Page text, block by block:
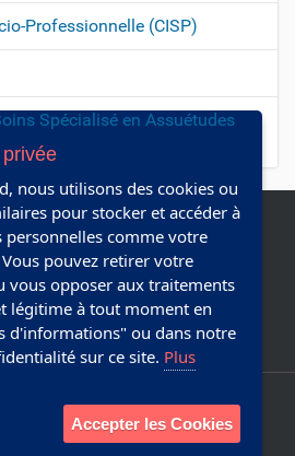
Professionnelle (CISP)
Spécialisé en Assuétudes
de Chapelle-lez-Herlaimont.
Collège communal
Plone & Python
Webmaster
nous utilisons des cookies ou
pour stocker et accéder à
comme votre
pouvez retirer votre
vous opposer aux traitements
légitime à tout moment en
d'informations" ou dans notre
sur ce site. Plus
Accepter les Cookies